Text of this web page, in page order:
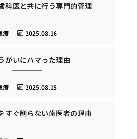
科医と共に行う専門的管理
2025.08.16
療
がいにハマった理由
2025.08.15
療
すぐ削らない歯医者の理由